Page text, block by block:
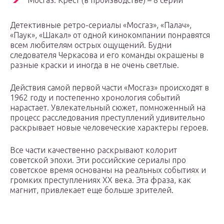
Детективные ретро-сериалы «Мосгаз», «Палач»,
«Паук», «Шакал» от одной кинокомпании понравятся
всем любителям острых ощущений. Будни
следователя Черкасова и его команды окрашены в
разные краски и иногда в не очень светлые.
Действия самой первой части «Мосгаз» происходят в
1962 году и постепенно хронология событий
нарастает. Увлекательный сюжет, помноженный на
процесс расследования преступлений удивительно
раскрывает новые человеческие характеры героев.
Все части качественно раскрывают колорит
советской эпохи. Эти российские сериалы про
советское время основаны на реальных событиях и
громких преступлениях XX века. Эта фраза, как
магнит, привлекает еще больше зрителей.